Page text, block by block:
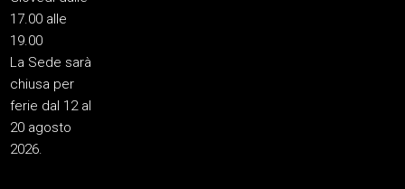
17.00 alle
19.00
La Sede sarà
chiusa per
ferie dal 12 al
20 agosto
2026.